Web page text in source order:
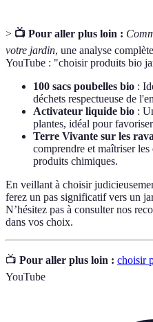
> 📺 Pour aller plus loin :
votre jardin, une analyse
YouTube : "choisir produits bio
100 sacs poubelles bio :
déchets respectueuse de
Activateur liquide bio :
plantes, idéal pour
Terre Vivante sur les
comprendre et maîtriser
produits chimiques.
En veillant à choisir
ferez un pas significatif vers un
N’hésitez pas à consulter nos
dans vos choix.
📺 Pour aller plus loin : choisir
YouTube